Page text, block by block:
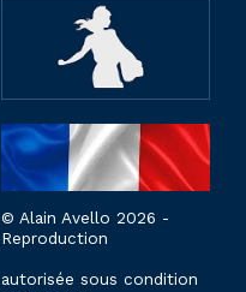
© Alain Avello 2026 -
Reproduction
autorisée sous condition